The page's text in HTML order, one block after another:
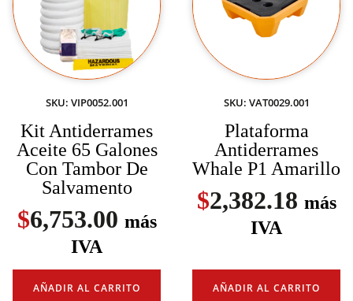
SKU: VIP0052.001
Kit Antiderrames
Aceite 65 Galones
Con Tambor De
Salvamento
$6,753.00 más
IVA
AÑADIR AL CARRITO
SKU: VAT0029.001
Plataforma
Antiderrames
Whale P1 Amarillo
$2,382.18 más
IVA
AÑADIR AL CARRITO